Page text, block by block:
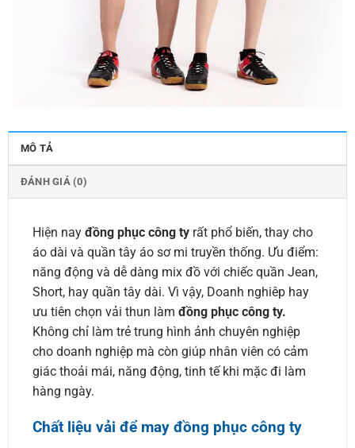
MÔ TẢ
ĐÁNH GIÁ (0)
Hiện nay đồng phục công tyrất phổ biến, thay cho
áo dài và quần tây áo sơ mi truyền thống. Ưu điểm:
năng động và dễ dàng mix đồ với chiếc quần Jean,
Short, hay quần tây dài. Vì vậy, Doanh nghiêp hay
ưu tiên chọn vải thun làm đồng phục công ty.
Không chỉ làm trẻ trung hình ảnh chuyên nghiệp
cho doanh nghiệp mà còn giúp nhân viên có cảm
giác thoải mái, năng động, tinh tế khi mặc đi làm
hàng ngày.
Chất liệu vải để may đồng phục công ty